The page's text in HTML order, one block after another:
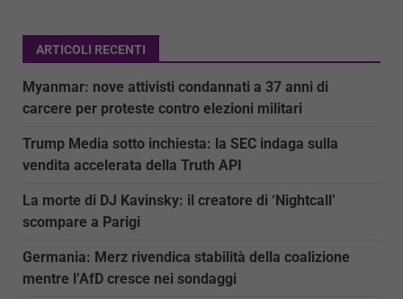
ARTICOLI RECENTI
Myanmar: nove attivisti condannati a 37 anni di
carcere per proteste contro elezioni militari
Trump Media sotto inchiesta: la SEC indaga sulla
vendita accelerata della Truth API
La morte di DJ Kavinsky: il creatore di ‘Nightcall’
scompare a Parigi
Germania: Merz rivendica stabilità della coalizione
mentre l’AfD cresce nei sondaggi